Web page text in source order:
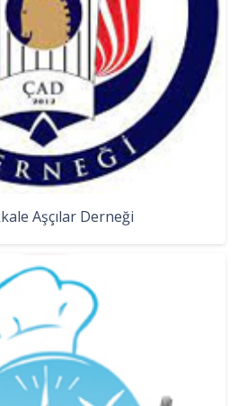
Aşçılar Derneği